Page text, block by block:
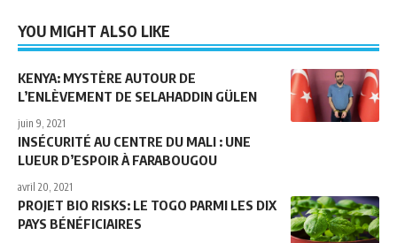
YOU MIGHT ALSO LIKE
KENYA: MYSTÈRE AUTOUR DE
L’ENLÈVEMENT DE SELAHADDIN GÜLEN
juin 9, 2021
INSÉCURITÉ AU CENTRE DU MALI : UNE
LUEUR D’ESPOIR À FARABOUGOU
avril 20, 2021
PROJET BIO RISKS: LE TOGO PARMI LES DIX
PAYS BÉNÉFICIAIRES